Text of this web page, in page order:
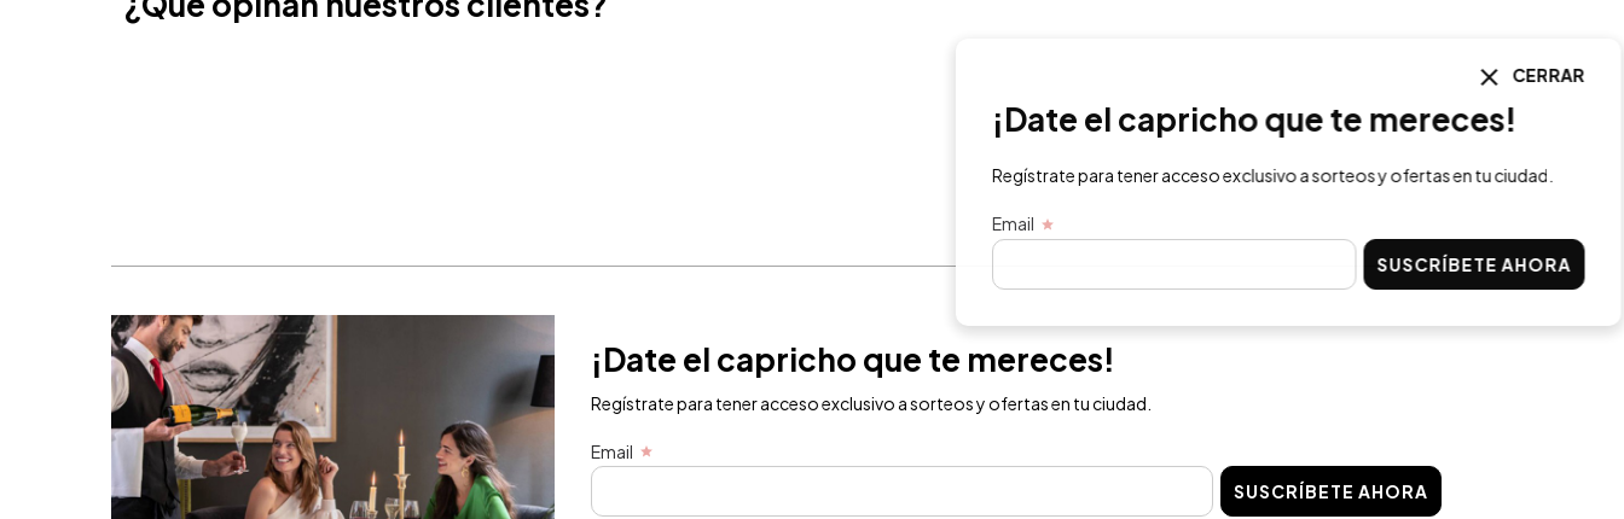
Cancún, México
¡Date el capricho que te mereces!
Regístrate para tener acceso exclusivo a sorteos y ofertas en tu ciudad.
Email
SUSCRÍBETE AHORA
CERRAR
¡Date el capricho que te mereces!
Regístrate para tener acceso exclusivo a sorteos y ofertas en tu ciudad.
Email
SUSCRÍBETE AHORA